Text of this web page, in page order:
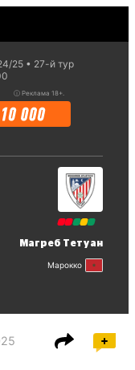
25
27-й тур
ⓘ Реклама 18+.
Магреб Тетуан
Марокко